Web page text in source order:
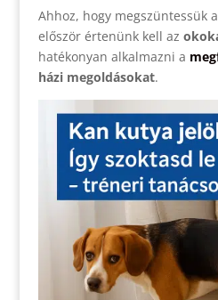
Ahhoz, hogy megszüntessük
először értenünk kell az
hatékonyan alkalmazni a
házi megoldásokat.